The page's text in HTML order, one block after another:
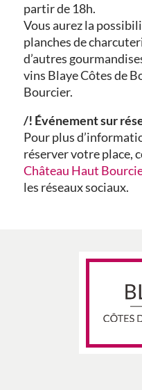
partir de 18h.
Vous aurez la
planches de
d’autres
vins Blaye Côtes de
Bourcier.
/! Événement sur
Pour plus
réserver votre place,
Château Haut
les réseaux sociaux.